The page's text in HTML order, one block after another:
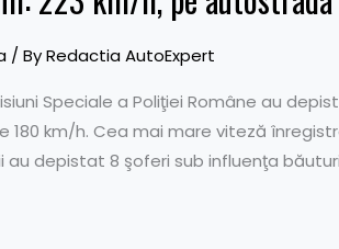
/ ByRedactia AutoExpert
Speciale a Poliţiei Române au
180 km/h. Cea mai mare viteză
au depistat 8 şoferi sub influenţa